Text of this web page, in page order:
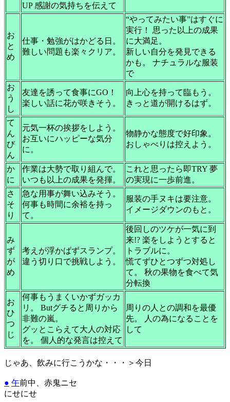
UP 感謝の気持ちを伝えて
お
と
め
仕事・勉強がはかどる日。
難しい問題も楽々クリア。
“やってみたい事”はすぐに
実行！ 思った以上の成果
に大満足。
新しい自分を発見できる
かも。 ナチュラルな服装
で
お
う
し
友達を誘って食事にGO！
楽しい話に花が咲きそう。
向上心を持って臨もう。
きっと道が開けるはず。
て
ん
び
ん
元気一杯の挨拶をしよう。
お互いにハッピーな気分
に。
物静かな態度で好印象。
おしゃべりは控えよう。
か
に
作業は大勢で取り組んで。
いつも以上の成果を発揮。
これと思ったら即TRY 夢
の実現に一歩前進。
さ
そ
り
急な用事が舞い込みそう。
何事も時間に余裕を持っ
て。
服装の手ヌキは要注意。
イメージダウンのもと。
み
ず
が
め
考えが浮かばずスランプ。
違う切り口で挑戦しよう。
後回しのツケが一気に到
来!? 楽をしようとすると
トラブルに。
慌てずひとつずつ対処し
て。 秋の果物を食べて気
分転換
お
ひ
つ
じ
何事もうまくいかずガッカ
リ。 Butグチると周りから
非難の嵐。
グッとこらえて大人の対応
を。 個人的な発言は控えて
周りの人との調和を最優
先。 人の為になることを
して
じゃあ、飲みに行こうかな・・・＞今日
● 午前中、赤鬼ニセ
にせにせ